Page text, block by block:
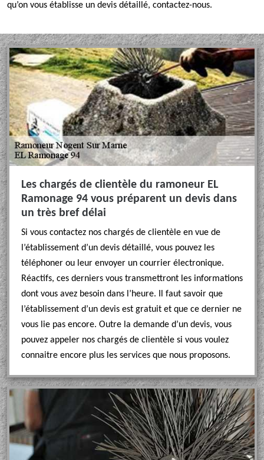
qu’on vous établisse un devis détaillé, contactez-nous.
Les chargés de clientèle du ramoneur EL
Ramonage 94 vous préparent un devis dans
un très bref délai
Si vous contactez nos chargés de clientèle en vue de
l’établissement d’un devis détaillé, vous pouvez les
téléphoner ou leur envoyer un courrier électronique.
Réactifs, ces derniers vous transmettront les informations
dont vous avez besoin dans l’heure. Il faut savoir que
l’établissement d’un devis est gratuit et que ce dernier ne
vous lie pas encore. Outre la demande d’un devis, vous
pouvez appeler nos chargés de clientèle si vous voulez
connaitre encore plus les services que nous proposons.